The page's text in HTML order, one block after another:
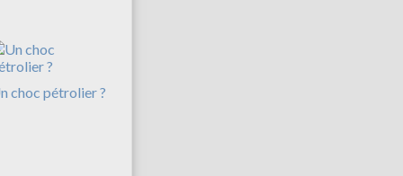
choc pétrolier ?